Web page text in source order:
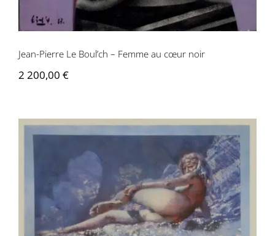
Jean-Pierre Le Boul’ch – Femme au cœur noir
2 200,00 €
Jean-Pierre Le Boul’ch – Brigitte